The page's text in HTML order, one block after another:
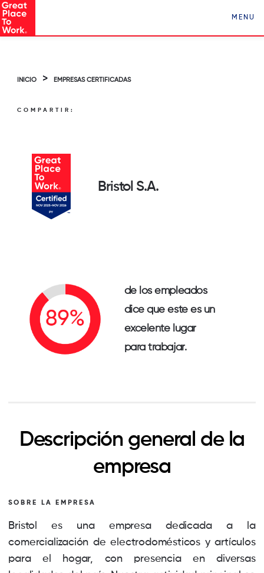
Conocé a Los Mejores Lugares para Trabajar en
MENU
INICIO > EMPRESAS CERTIFICADAS
COMPARTIR:
Bristol S.A.
de los empleados
dice que este es un
excelente lugar
para trabajar.
Descripción general de la
empresa
SOBRE LA EMPRESA
Bristol es una empresa dedicada a la
comercialización de electrodomésticos y artículos
para el hogar, con presencia en diversas